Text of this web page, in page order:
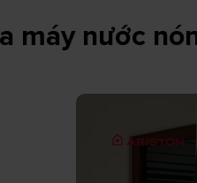
máy nước